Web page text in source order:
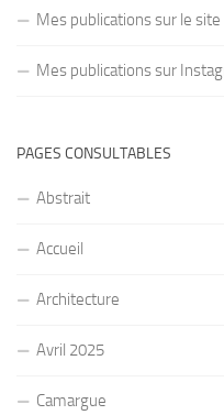
Mes publications sur le
Mes publications sur
PAGES CONSULTABLES
Abstrait
Accueil
Architecture
Avril 2025
Camargue